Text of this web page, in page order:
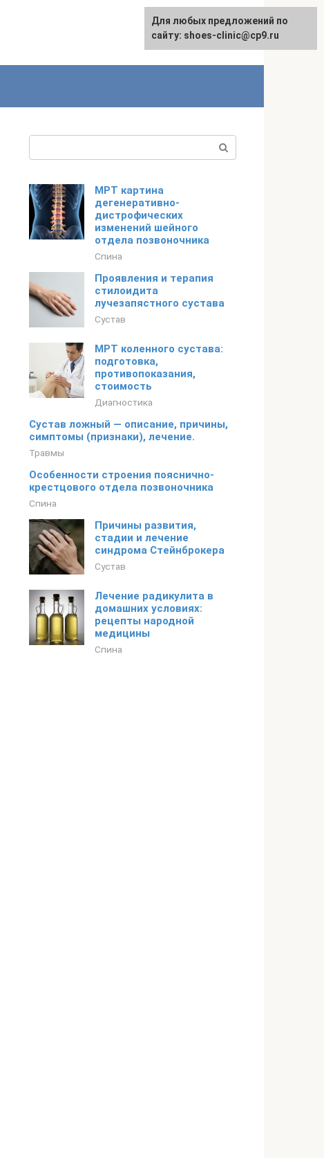
МРТ картина
дегенеративно-
дистрофических
изменений шейного
отдела позвоночника
Спина
Проявления и терапия
стилоидита
лучезапястного сустава
Сустав
МРТ коленного сустава:
подготовка,
противопоказания,
стоимость
Диагностика
Сустав ложный — описание, причины,
симптомы (признаки), лечение.
Травмы
Особенности строения пояснично-
крестцового отдела позвоночника
Спина
Причины развития,
стадии и лечение
синдрома Стейнброкера
Сустав
Лечение радикулита в
домашних условиях:
рецепты народной
медицины
Спина
Для любых предложений по
сайту: shoes-clinic@cp9.ru